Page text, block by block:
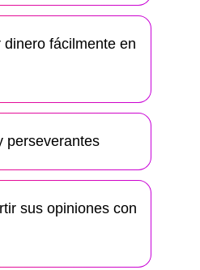
fácilmente en
perseverantes
sus opiniones con